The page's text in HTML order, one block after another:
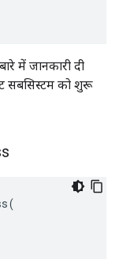
में जानकारी दी
सबसिस्टम को शुरू
(